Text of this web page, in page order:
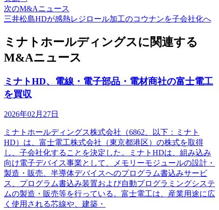
次のM&Aニュース
三井松島HDが感熱レジロール加工のコウナンを子会社化へ
ミナトホールディングスに関連する
M&Aニュース
ミナトHD、電線・電子部品・電材商社の富士電工
を買収
2026年02月27日
ミナトホールディングス株式会社（6862、以下：ミナト
HD）は、富士電工株式会社（東京都港区）の株式を取得
し、子会社化することを決定した。ミナトHDは、組み込み
向け電子デバイス事業として、メモリーモジュールの設計・
製造・販売、半導体デバイスへのプログラム書込みサービ
ス、プログラム書込み装置および自動プログラミングシステ
ムの製造・販売等を行っている。富士電工は、産業用途に広
く使用される芯線や、建築・